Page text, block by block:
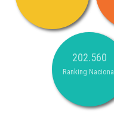
202.560
Ranking Nacional